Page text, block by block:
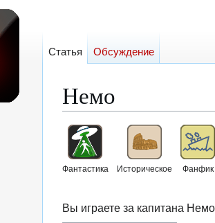
Немо
Перейти
навигации
Перейти
поиску
Фантастика Историческое Фанфик
Вы играете за капитана
Статья Обсуждение